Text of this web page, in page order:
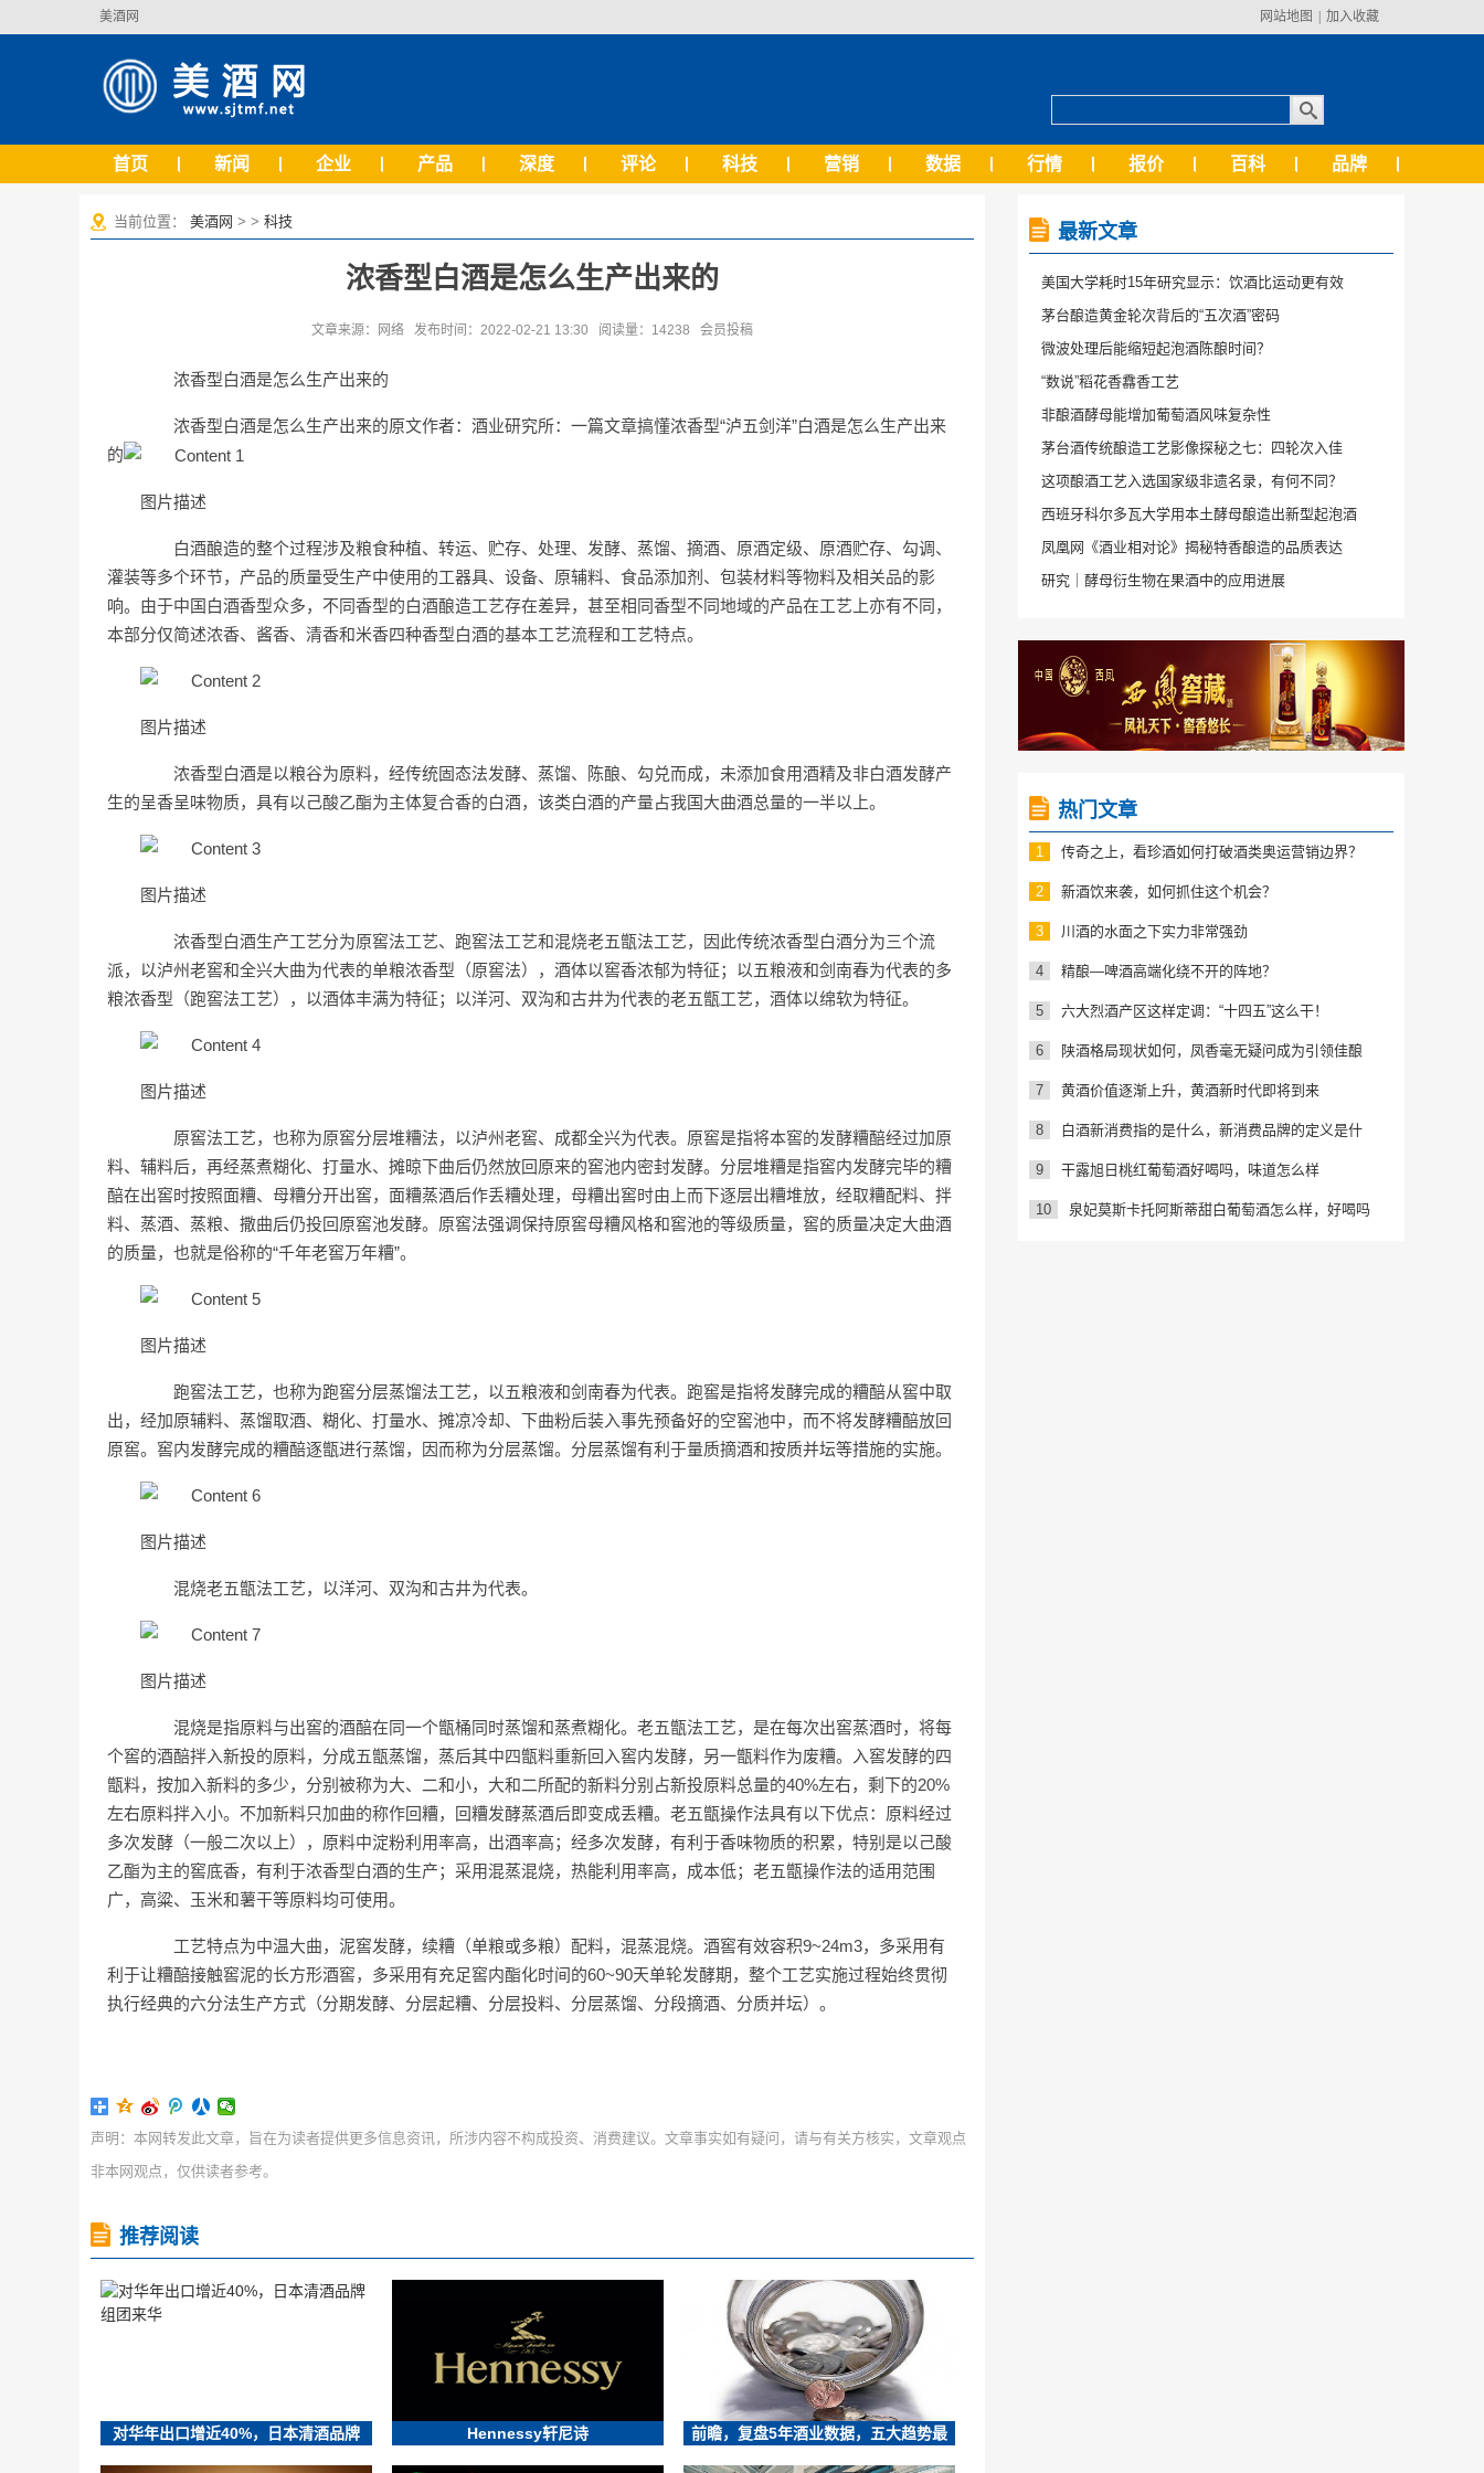
美酒网 网站地图 加入收藏
首页 新闻 企业 产品 深度 评论 科技 营销 数据 行情 报价 百科 品牌
当前位置： 美酒网 > > 科技
浓香型白酒是怎么生产出来的
文章来源：网络 发布时间：2022-02-21 13:30 阅读量：14238 会员投稿
浓香型白酒是怎么生产出来的
浓香型白酒是怎么生产出来的原文作者：酒业研究所：一篇文章搞懂浓香型“泸五剑洋”白酒是怎么生产出来
的
图片描述
白酒酿造的整个过程涉及粮食种植、转运、贮存、处理、发酵、蒸馏、摘酒、原酒定级、原酒贮存、勾调、
灌装等多个环节，产品的质量受生产中使用的工器具、设备、原辅料、食品添加剂、包装材料等物料及相关品的影
响。由于中国白酒香型众多，不同香型的白酒酿造工艺存在差异，甚至相同香型不同地域的产品在工艺上亦有不同，
本部分仅简述浓香、酱香、清香和米香四种香型白酒的基本工艺流程和工艺特点。
图片描述
浓香型白酒是以粮谷为原料，经传统固态法发酵、蒸馏、陈酿、勾兑而成，未添加食用酒精及非白酒发酵产
生的呈香呈味物质，具有以己酸乙酯为主体复合香的白酒，该类白酒的产量占我国大曲酒总量的一半以上。
图片描述
浓香型白酒生产工艺分为原窖法工艺、跑窖法工艺和混烧老五甑法工艺，因此传统浓香型白酒分为三个流
派，以泸州老窖和全兴大曲为代表的单粮浓香型（原窖法），酒体以窖香浓郁为特征；以五粮液和剑南春为代表的多
粮浓香型（跑窖法工艺），以酒体丰满为特征；以洋河、双沟和古井为代表的老五甑工艺，酒体以绵软为特征。
图片描述
原窖法工艺，也称为原窖分层堆糟法，以泸州老窖、成都全兴为代表。原窖是指将本窖的发酵糟醅经过加原
料、辅料后，再经蒸煮糊化、打量水、摊晾下曲后仍然放回原来的窖池内密封发酵。分层堆糟是指窖内发酵完毕的糟
醅在出窖时按照面糟、母糟分开出窖，面糟蒸酒后作丢糟处理，母糟出窖时由上而下逐层出糟堆放，经取糟配料、拌
料、蒸酒、蒸粮、撒曲后仍投回原窖池发酵。原窖法强调保持原窖母糟风格和窖池的等级质量，窖的质量决定大曲酒
的质量，也就是俗称的“千年老窖万年糟”。
图片描述
跑窖法工艺，也称为跑窖分层蒸馏法工艺，以五粮液和剑南春为代表。跑窖是指将发酵完成的糟醅从窖中取
出，经加原辅料、蒸馏取酒、糊化、打量水、摊凉冷却、下曲粉后装入事先预备好的空窖池中，而不将发酵糟醅放回
原窖。窖内发酵完成的糟醅逐甑进行蒸馏，因而称为分层蒸馏。分层蒸馏有利于量质摘酒和按质并坛等措施的实施。
图片描述
混烧老五甑法工艺，以洋河、双沟和古井为代表。
图片描述
混烧是指原料与出窖的酒醅在同一个甑桶同时蒸馏和蒸煮糊化。老五甑法工艺，是在每次出窖蒸酒时，将每
个窖的酒醅拌入新投的原料，分成五甑蒸馏，蒸后其中四甑料重新回入窖内发酵，另一甑料作为废糟。入窖发酵的四
甑料，按加入新料的多少，分别被称为大、二和小，大和二所配的新料分别占新投原料总量的40%左右，剩下的20%
左右原料拌入小。不加新料只加曲的称作回糟，回糟发酵蒸酒后即变成丢糟。老五甑操作法具有以下优点：原料经过
多次发酵（一般二次以上），原料中淀粉利用率高，出酒率高；经多次发酵，有利于香味物质的积累，特别是以己酸
乙酯为主的窖底香，有利于浓香型白酒的生产；采用混蒸混烧，热能利用率高，成本低；老五甑操作法的适用范围
广，高粱、玉米和薯干等原料均可使用。
工艺特点为中温大曲，泥窖发酵，续糟（单粮或多粮）配料，混蒸混烧。酒窖有效容积9~24m3，多采用有
利于让糟醅接触窖泥的长方形酒窖，多采用有充足窖内酯化时间的60~90天单轮发酵期，整个工艺实施过程始终贯彻
执行经典的六分法生产方式（分期发酵、分层起糟、分层投料、分层蒸馏、分段摘酒、分质并坛）。
声明：本网转发此文章，旨在为读者提供更多信息资讯，所涉内容不构成投资、消费建议。文章事实如有疑问，请与有关方核实，文章观点
非本网观点，仅供读者参考。
推荐阅读
对华年出口增近40%，日本清酒品牌 Hennessy轩尼诗 前瞻，复盘5年酒业数据，五大趋势最
最新文章
美国大学耗时15年研究显示：饮酒比运动更有效
茅台酿造黄金轮次背后的“五次酒”密码
微波处理后能缩短起泡酒陈酿时间？
“数说”稻花香馫香工艺
非酿酒酵母能增加葡萄酒风味复杂性
茅台酒传统酿造工艺影像探秘之七：四轮次入佳
这项酿酒工艺入选国家级非遗名录，有何不同？
西班牙科尔多瓦大学用本土酵母酿造出新型起泡酒
凤凰网《酒业相对论》揭秘特香酿造的品质表达
研究｜酵母衍生物在果酒中的应用进展
热门文章
1 传奇之上，看珍酒如何打破酒类奥运营销边界？
2 新酒饮来袭，如何抓住这个机会？
3 川酒的水面之下实力非常强劲
4 精酿—啤酒高端化绕不开的阵地？
5 六大烈酒产区这样定调：“十四五”这么干！
6 陕酒格局现状如何，凤香毫无疑问成为引领佳酿
7 黄酒价值逐渐上升，黄酒新时代即将到来
8 白酒新消费指的是什么，新消费品牌的定义是什
9 干露旭日桃红葡萄酒好喝吗，味道怎么样
10 泉妃莫斯卡托阿斯蒂甜白葡萄酒怎么样，好喝吗